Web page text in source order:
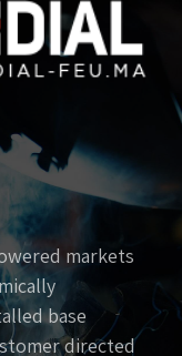
markets
base
directed